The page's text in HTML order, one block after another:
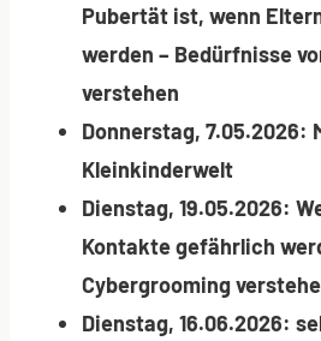
Pubertät ist, wenn
werden – Bedürfnisse
verstehen
Donnerstag, 7.05.2026:
Kleinkinderwelt
Dienstag, 19.05.2026:
Kontakte gefährlich
Cybergrooming
Dienstag, 16.06.2026: